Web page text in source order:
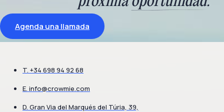
Agenda una llamada
T. +34 698 94 92 68
E. info@crowmie.com
D. Gran Via del Marqués del Túria, 39,